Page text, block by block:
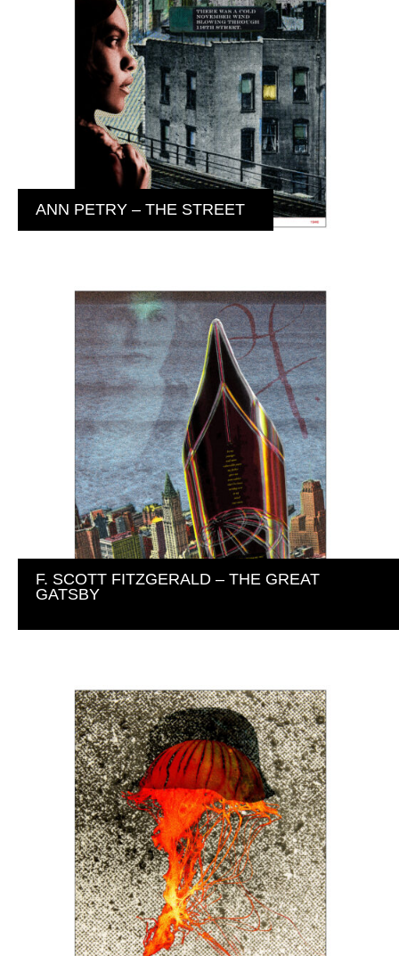
ANN PETRY – THE STREET
F. SCOTT FITZGERALD – THE GREAT
GATSBY